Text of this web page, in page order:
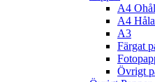
A4
A4
A3
Färgat
Övrigt